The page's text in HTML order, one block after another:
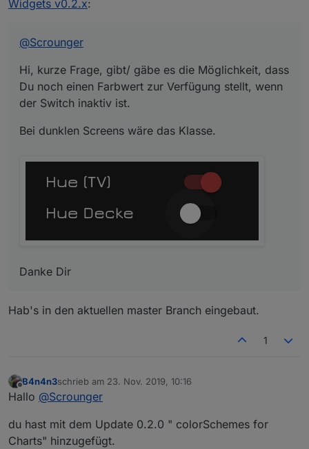
Widgets v0.2.x:
@Scrounger
Hi, kurze Frage, gibt/ gäbe es die Möglichkeit, dass
Du noch einen Farbwert zur Verfügung stellt, wenn
der Switch inaktiv ist.
Bei dunklen Screens wäre das Klasse.
Danke Dir
Hab's in den aktuellen master Branch eingebaut.
1
Offline
B4n4n3schrieb am 23. Nov. 2019, 10:16
zuletzt editiert von
Hallo @Scrounger
du hast mit dem Update 0.2.0 " colorSchemes for
Charts" hinzugefügt.